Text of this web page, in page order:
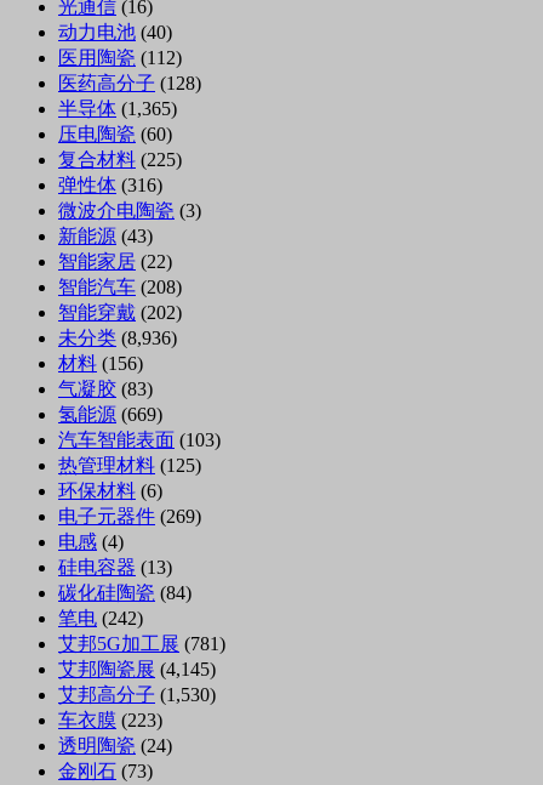
光通信 (16)
动力电池 (40)
医用陶瓷 (112)
医药高分子 (128)
半导体 (1,365)
压电陶瓷 (60)
复合材料 (225)
弹性体 (316)
微波介电陶瓷 (3)
新能源 (43)
智能家居 (22)
智能汽车 (208)
智能穿戴 (202)
未分类 (8,936)
材料 (156)
气凝胶 (83)
氢能源 (669)
汽车智能表面 (103)
热管理材料 (125)
环保材料 (6)
电子元器件 (269)
电感 (4)
硅电容器 (13)
碳化硅陶瓷 (84)
笔电 (242)
艾邦5G加工展 (781)
艾邦陶瓷展 (4,145)
艾邦高分子 (1,530)
车衣膜 (223)
透明陶瓷 (24)
金刚石 (73)